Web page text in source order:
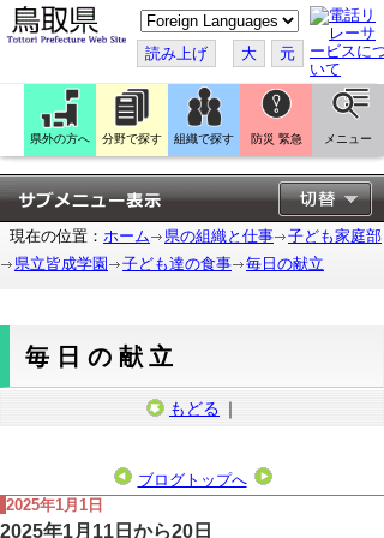
こ
の
ペ
ー
ジ
翻
訳
す
る
読み上げ 大 元
県外の方へ 分野で探す 組織で探す 防災 緊急 メニュー
現在の位置： ホーム 県の組織と仕事
子ども家庭部
県立皆成学園
子ども達の食事 毎日の献立
毎日の献立
もどる ｜
ブログトップへ
2025年1月1日
2025年1月11日から20日